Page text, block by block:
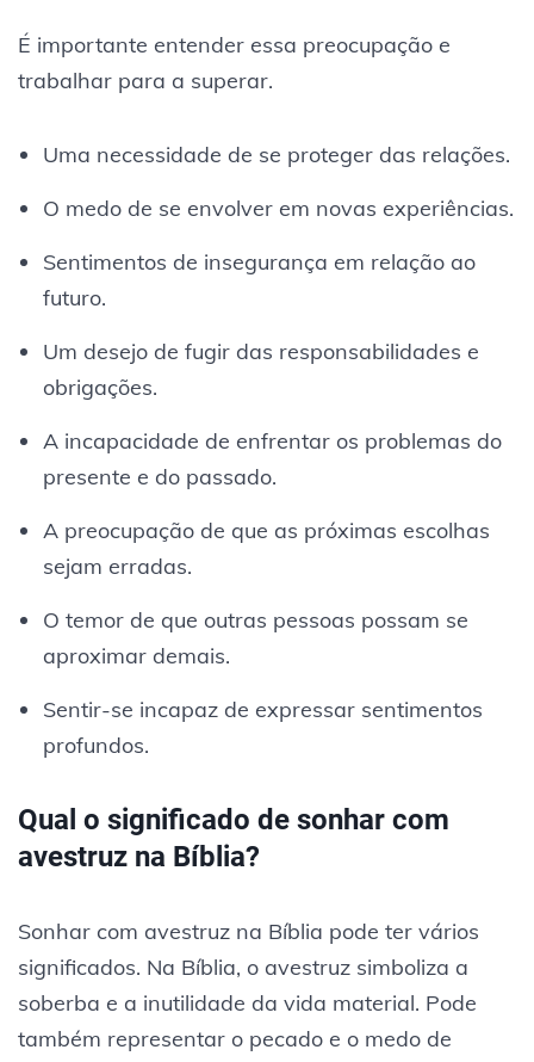
É importante entender essa preocupação e
trabalhar para a superar.
Uma necessidade de se proteger das relações.
O medo de se envolver em novas experiências.
Sentimentos de insegurança em relação ao
futuro.
Um desejo de fugir das responsabilidades e
obrigações.
A incapacidade de enfrentar os problemas do
presente e do passado.
A preocupação de que as próximas escolhas
sejam erradas.
O temor de que outras pessoas possam se
aproximar demais.
Sentir-se incapaz de expressar sentimentos
profundos.
Qual o significado de sonhar com
avestruz na Bíblia?
Sonhar com avestruz na Bíblia pode ter vários
significados. Na Bíblia, o avestruz simboliza a
soberba e a inutilidade da vida material. Pode
também representar o pecado e o medo de